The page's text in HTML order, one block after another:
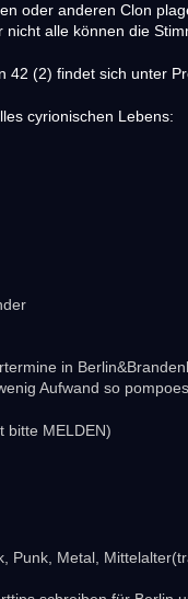
oder anderen Clon
alle können die
42 (2) findet sich unter
cyrionischen Lebens:
in
Aufwand so
bitte MELDEN)
Punk, Metal,